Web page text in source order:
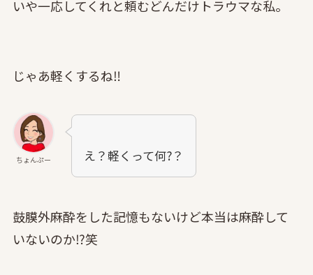
いや一応してくれと頼むどんだけトラウマな私。
じゃあ軽くするね‼
ちょんぷー え？軽くって何?？
鼓膜外麻酔をした記憶もないけど本当は麻酔して
いないのか⁉笑